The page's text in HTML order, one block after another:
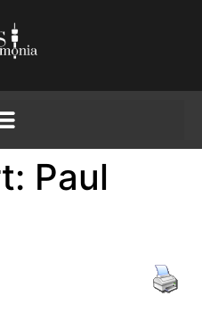
Paul